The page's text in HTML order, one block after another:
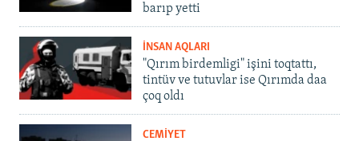
barıp yetti
İNSAN AQLARI
"Qırım birdemligi" işini toqtattı,
tintüv ve tutuvlar ise Qırımda daa
çoq oldı
CEMİYET